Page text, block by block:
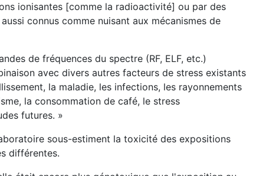
ionisantes [comme la radioactivité] ou par des
connus comme nuisant aux mécanismes de
de fréquences du spectre (RF, ELF, etc.)
avec divers autres facteurs de stress existants
la maladie, les infections, les rayonnements
la consommation de café, le stress
futures. »
sous-estiment la toxicité des expositions
différentes.